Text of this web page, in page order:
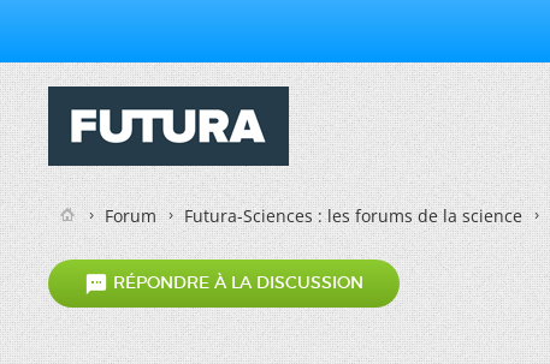
Forum Futura-Sciences : les forums de la science
 RÉPONDRE À LA DISCUSSION